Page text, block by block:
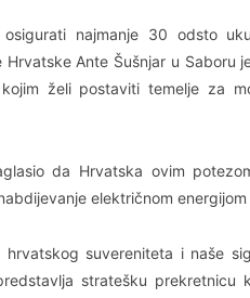
najmanje 30 odsto
Hrvatske Ante Šušnjar u Saboru
želi postaviti temelje za
da Hrvatska ovim
električnom
suvereniteta i naše
stratešku prekretnicu